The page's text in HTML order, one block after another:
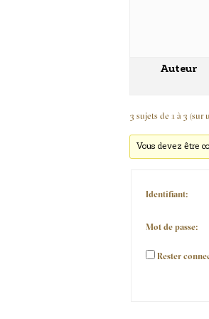
Auteur
3 sujets de 1 à 3 (sur
Vous devez être
Identifiant:
Mot de passe:
Rester